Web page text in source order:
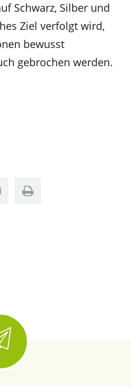
Schwarz, Silber und
Ziel verfolgt wird,
bewusst
gebrochen werden.